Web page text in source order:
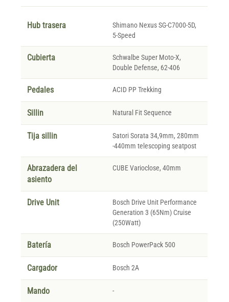
Hub trasera
Shimano Nexus SG-C7000-5D,
5-Speed
Cubierta
Schwalbe Super Moto-X,
Double Defense, 62-406
Pedales ACID PP Trekking
Sillin Natural Fit Sequence
Tija sillin
Satori Sorata 34,9mm, 280mm
-440mm telescoping seatpost
Abrazadera del
asiento
CUBE Varioclose, 40mm
Drive Unit
Bosch Drive Unit Performance
Generation 3 (65Nm) Cruise
(250Watt)
Batería Bosch PowerPack 500
Cargador Bosch 2A
Mando -